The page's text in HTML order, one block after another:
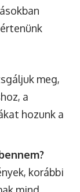
meg,
a
hozunk a
korábbi